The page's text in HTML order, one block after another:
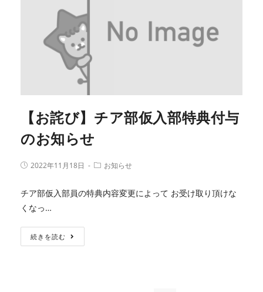
【お詫び】チア部仮入部特典付与
のお知らせ
2022年11月18日 お知らせ
チア部仮入部員の特典内容変更によって お受け取り頂けな
くなっ…
続きを読む